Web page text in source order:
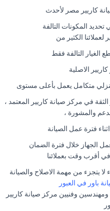
كاريير مصر لأحدث
تحديد المكونات التالفة
لعملائنا الكثير من
الغيار التالفة فقط
الاصلية
متكامل يعمل بأعلى مستوى
الثقة في مركز صيانة كاريير المعتمد ،
والمشورة ،
فترة عمل الصيانة
عمل الجهاز خلال فترة الضمان
في أقرب وقت بعملائنا
يتجزء من مهمة الاصلاح والصيانة
باور في العبور
ومهندسين وفنيين مركز صيانة كاريير